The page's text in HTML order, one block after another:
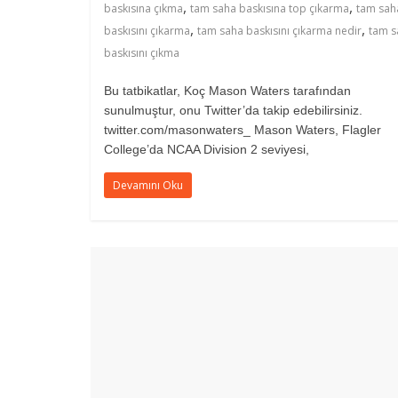
baskısına çıkma, tam saha baskısına top çıkarma, tam
baskısını çıkarma, tam saha baskısını çıkarma nedir, tam
baskısını çıkma
Bu tatbikatlar, Koç Mason Waters tarafından
sunulmuştur, onu Twitter’da takip edebilirsiniz.
twitter.com/masonwaters_ Mason Waters, Flagler
College’da NCAA Division 2 seviyesi,
Devamını Oku